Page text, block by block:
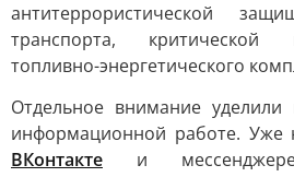
антитеррористической
транспорта, критической
топливно-энергетического
Отдельное внимание уделили
информационной работе. Уже
ВКонтакте и